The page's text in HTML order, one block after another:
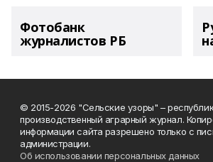
Фотобанк
журналистов РБ
© 2015-2026 "Сельские узоры" –
производственный аграрный журнал.
информации сайта разрешено только с
администрации.
Об использовании персональных данных